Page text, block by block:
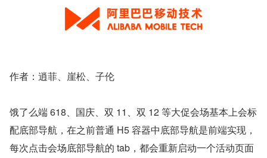
作者：逍菲、崖松、子伦
饿了么端 618、国庆、双 11、双 12 等大促会场基本上会标
配底部导航，在之前普通 H5 容器中底部导航是前端实现，
每次点击会场底部导航的 tab，都会重新启动一个活动页面